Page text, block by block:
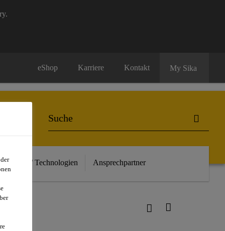
eShop Karriere Kontakt My Sika
/ Technologien Ansprechpartner